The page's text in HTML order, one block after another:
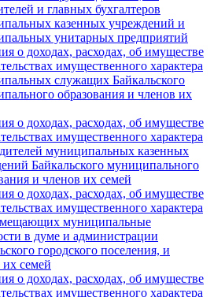
и главных бухгалтеров
казенных учреждений и
унитарных предприятий
о доходах, расходах, об имуществе
имущественного характера
служащих Байкальского
образования и членов их
о доходах, расходах, об имуществе
имущественного характера
муниципальных казенных
Байкальского муниципального
и членов их семей
о доходах, расходах, об имуществе
имущественного характера
муниципальные
в думе и администрации
городского поселения, и
их семей
о доходах, расходах, об имуществе
имущественного характера